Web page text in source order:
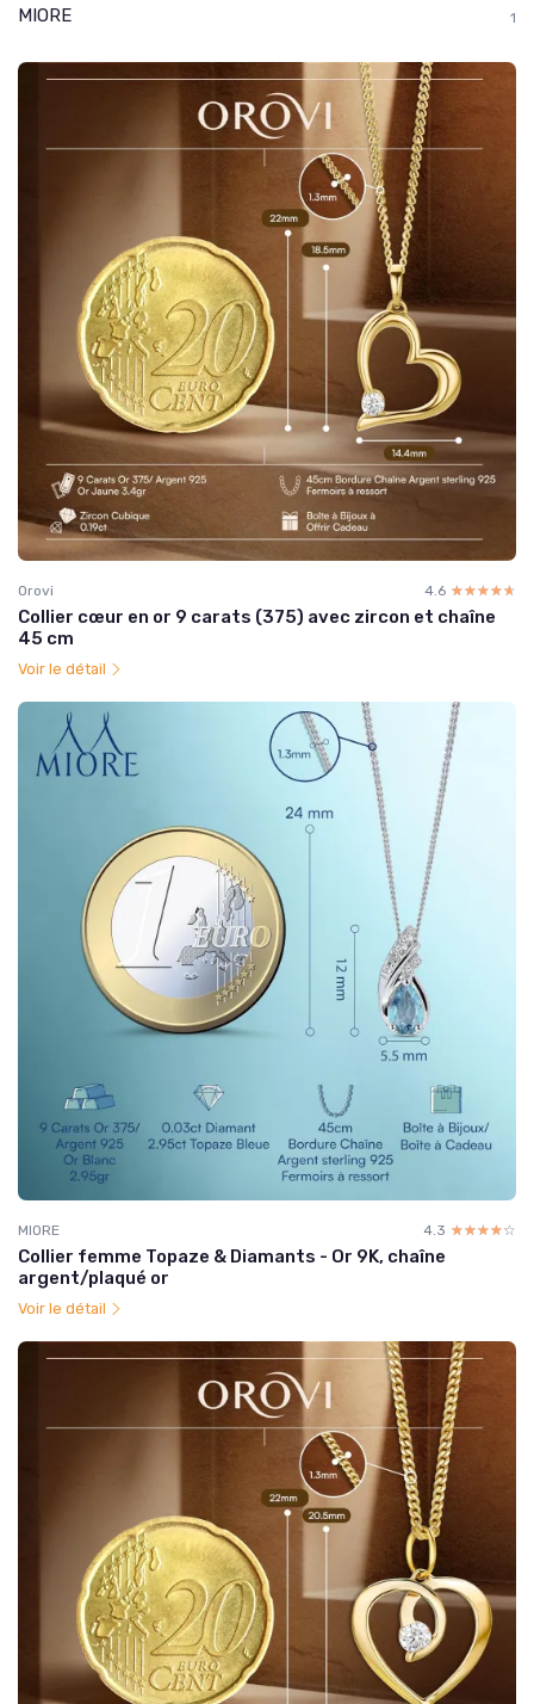
MIORE 1
Orovi 4.6 ☆☆☆☆☆
★★★★★
Collier cœur en or 9 carats (375) avec zircon et chaîne
45 cm
Voir le détail
MIORE 4.3 ☆☆☆☆☆
★★★★★
Collier femme Topaze & Diamants - Or 9K, chaîne
argent/plaqué or
Voir le détail